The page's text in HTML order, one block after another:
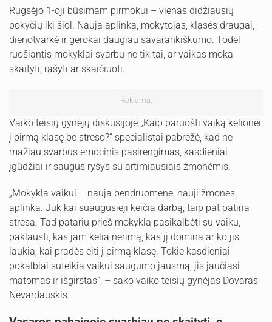
Rugsėjo 1-oji būsimam pirmokui – vienas didžiausių
pokyčių iki šiol. Nauja aplinka, mokytojas, klasės draugai,
dienotvarkė ir gerokai daugiau savarankiškumo. Todėl
ruošiantis mokyklai svarbu ne tik tai, ar vaikas moka
skaityti, rašyti ar skaičiuoti.
Reklama:
Vaiko teisių gynėjų diskusijoje „Kaip paruošti vaiką kelionei
į pirmą klasę be streso?“ specialistai pabrėžė, kad ne
mažiau svarbus emocinis pasirengimas, kasdieniai
įgūdžiai ir saugus ryšys su artimiausiais žmonėmis.
„Mokykla vaikui – nauja bendruomenė, nauji žmonės,
aplinka. Juk kai suaugusieji keičia darbą, taip pat patiria
stresą. Tad patariu prieš mokyklą pasikalbėti su vaiku,
paklausti, kas jam kelia nerimą, kas jį domina ar ko jis
laukia, kai pradės eiti į pirmą klasę. Tokie kasdieniai
pokalbiai suteikia vaikui saugumo jausmą, jis jaučiasi
matomas ir išgirstas“, – sako vaiko teisių gynėjas Dovaras
Nevardauskis.